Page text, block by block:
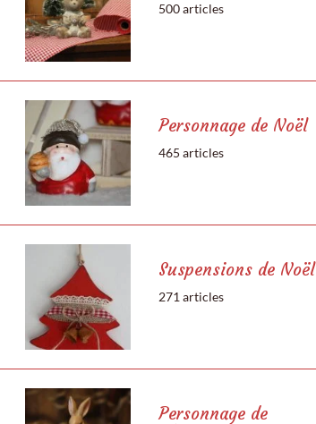
500 articles
Personnage de Noël
465 articles
Suspensions de Noël
271 articles
Personnage de